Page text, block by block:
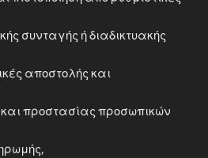
συνταγής ή διαδικτυακής
αποστολής και
και προστασίας προσωπικών